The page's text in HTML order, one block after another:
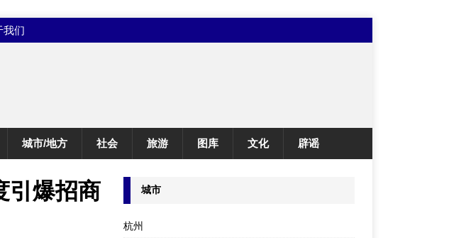
我们
城市/地方 社会 旅游 图库 文化 辟谣
引爆招商
城市
杭州